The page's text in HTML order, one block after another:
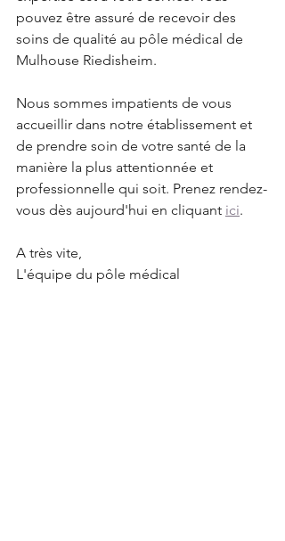
pouvez être assuré de recevoir des
soins de qualité au pôle médical de
Mulhouse Riedisheim.
Nous sommes impatients de vous
accueillir dans notre établissement et
de prendre soin de votre santé de la
manière la plus attentionnée et
professionnelle qui soit. Prenez rendez-
vous dès aujourd'hui en cliquant ici.
A très vite,
L'équipe du pôle médical